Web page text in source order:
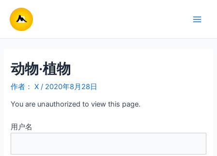
动物·植物
作者： X/ 2020年8月28日
You are unauthorized to view this page.
用户名